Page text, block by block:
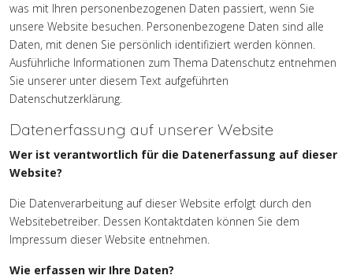
was mit Ihren personenbezogenen Daten passiert, wenn Sie
unsere Website besuchen. Personenbezogene Daten sind alle
Daten, mit denen Sie persönlich identifiziert werden können.
Ausführliche Informationen zum Thema Datenschutz entnehmen
Sie unserer unter diesem Text aufgeführten
Datenschutzerklärung.
Datenerfassung auf unserer Website
Wer ist verantwortlich für die Datenerfassung auf dieser
Website?
Die Datenverarbeitung auf dieser Website erfolgt durch den
Websitebetreiber. Dessen Kontaktdaten können Sie dem
Impressum dieser Website entnehmen.
Wie erfassen wir Ihre Daten?